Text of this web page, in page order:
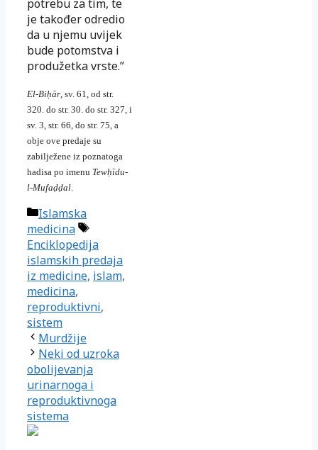
potrebu za tim, te
je također odredio
da u njemu uvijek
bude potomstva i
produžetka vrste.”
El-Biḥār , sv. 61, od str.
320. do str. 30. do str. 327, i
sv. 3, str. 66, do str. 75, a
obje ove predaje su
zabilježene iz poznatoga
hadisa po imenu Tewḥīdu-
l-Mufaḍḍal
Kategorije
Islamska
medicina
Oznake
Enciklopedija
islamskih predaja
iz medicine, islam,
medicina,
reproduktivni,
sistem
Murdžije
Neki od uzroka
obolijevanja
urinarnoga i
reproduktivnoga
sistema